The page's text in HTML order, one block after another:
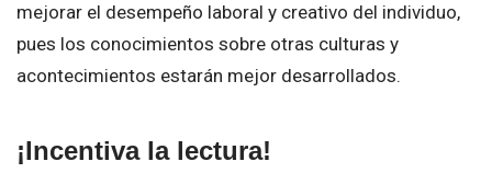
mejorar el desempeño laboral y creativo del individuo,
pues los conocimientos sobre otras culturas y
acontecimientos estarán mejor desarrollados.
¡Incentiva la lectura!